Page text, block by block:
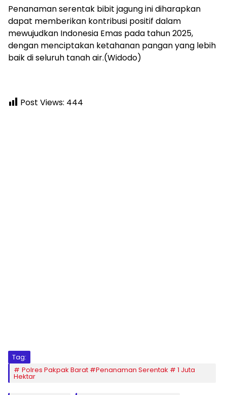
Penanaman serentak bibit jagung ini diharapkan
dapat memberikan kontribusi positif dalam
mewujudkan Indonesia Emas pada tahun 2025,
dengan menciptakan ketahanan pangan yang lebih
baik di seluruh tanah air.(Widodo)
Post Views: 444
Tag:
Polres Pakpak Barat #Penanaman Serentak # 1 Juta
Hektar